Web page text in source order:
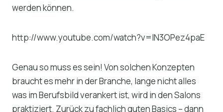
werden können.
http://www.youtube.com/watch?v=IN3OPez4paE
Genau so muss es sein! Von solchen Konzepten
braucht es mehr in der Branche, lange nicht alles
was im Berufsbild verankert ist, wird in den Salons
praktiziert. Zurück zu fachlich guten Basics – dann